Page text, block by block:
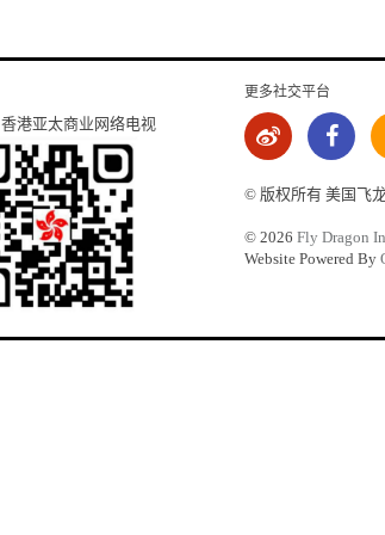
香港亚太商业网络电视
更多社交平台
© 版权所有 美国飞
© 2026 Fly Dragon
Website Powered By